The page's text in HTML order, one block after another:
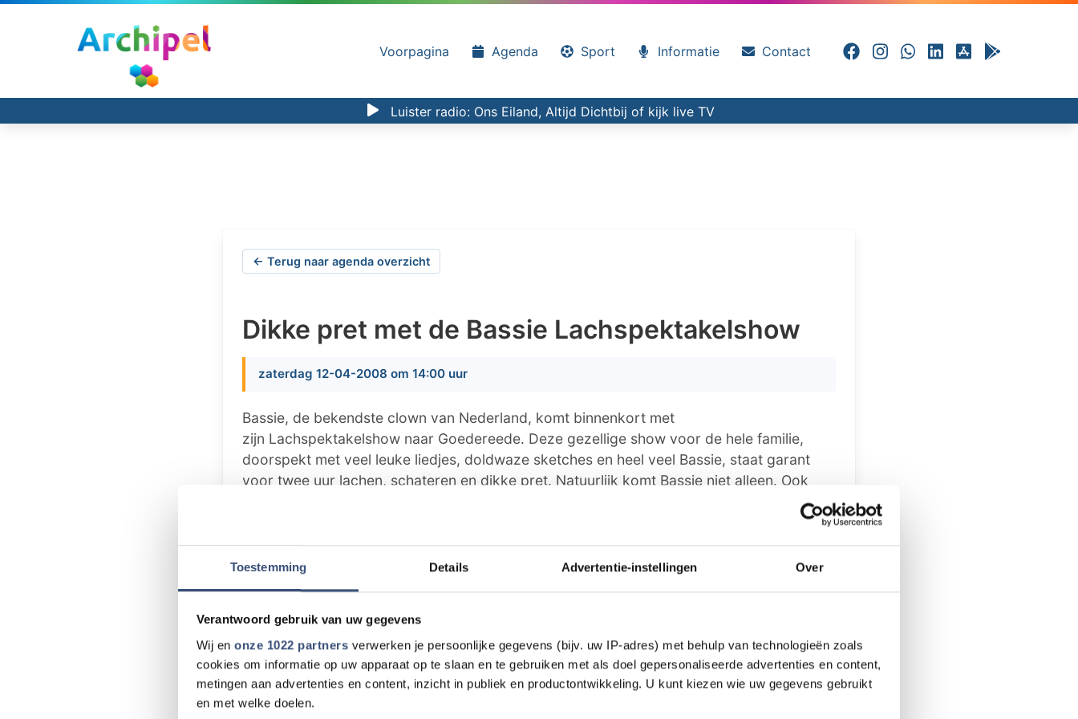
Toestemming Details Advertentie-instellingen Over
Verantwoord gebruik van uw gegevens
Wij en onze 1022 partners verwerken je persoonlijke gegevens (bijv. uw IP-adres) met behulp van technologieën zoals
cookies om informatie op uw apparaat op te slaan en te gebruiken met als doel gepersonaliseerde advertenties en content,
metingen aan advertenties en content, inzicht in publiek en productontwikkeling. U kunt kiezen wie uw gegevens gebruikt
en met welke doelen.
Voorpagina Agenda Sport Informatie Contact
Luister radio: Ons Eiland, Altijd Dichtbij of kijk live TV
← Terug naar agenda overzicht
Dikke pret met de Bassie Lachspektakelshow
zaterdag 12-04-2008 om 14:00 uur
Bassie, de bekendste clown van Nederland, komt binnenkort met
zijn Lachspektakelshow naar Goedereede. Deze gezellige show voor de hele familie,
doorspekt met veel leuke liedjes, doldwaze sketches en heel veel Bassie, staat garant
voor twee uur lachen, schateren en dikke pret. Natuurlijk komt Bassie niet alleen. Ook
Evert van den Bos (die ook te zien is in de TV-serie ‘Bassie en de reis van Zwarte Piet' en
de nieuwe spannende avonturenserie ‘Bassie en de Speurtocht naar Charly') heeft in
deze gezellige familieshow de taak om Bassie in het gareel te houden als hij het weer
eens te bont maakt.
in Goedereede. Om 14:00 uur gaat de show van start. Kaarten zijn exclusief te verkrijgen
bij C1000 van den Hurk in Ouddorp. Bij aankoop van € 100,00 boodschappen maakt u
kans op twee kaartjes voor de Bassie Lachspektakelshow. Meer informatie is
verkrijgbaar bij C1000 van den Hurk in Ouddorp.